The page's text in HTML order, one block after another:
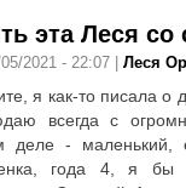
эта Леся
2021 - 22:07 Леся
я как-то писала о
всегда с
деле -
года 4, я бы